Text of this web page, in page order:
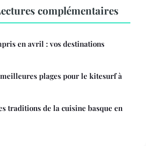
complémentaires
en avril : vos destinations
plages pour le kitesurf à
traditions de la cuisine basque en